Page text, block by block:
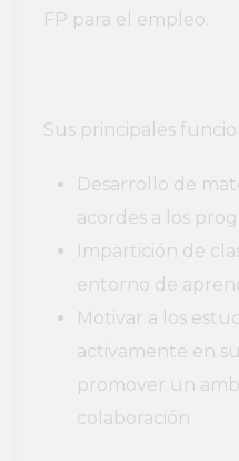
FP para el empleo.
Sus principales
Desarrollo de
acordes a los
Impartición de
entorno de
Motivar a los
activamente en
promover un
colaboración